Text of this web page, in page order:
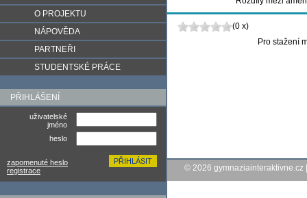
O PROJEKTU
NÁPOVĚDA
PARTNEŘI
STUDENTSKÉ PRÁCE
PŘIHLÁŠENÍ
uživatelské
jméno
heslo
zapomenuté heslo
registrace
(0 x)
Pro stažení
© 2026 gymnaziainteraktivne.cz